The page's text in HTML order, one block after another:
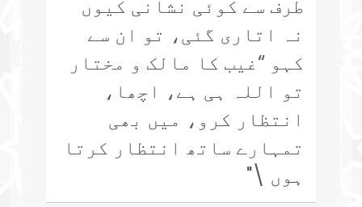
طرف سے کوئی نشانی کیوں
نہ اتاری گئی، تو ان سے
کہو “غیب کا مالک و مختار
تو اللہ ہی ہے، اچھا،
انتظار کرو، میں بھی
تمہارے ساتھ انتظار کرتا
ہوں \"